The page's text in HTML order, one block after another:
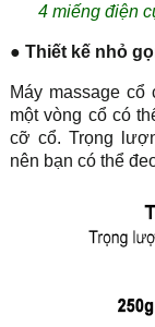
4 miếng điện
● Thiết kế nhỏ
Máy massage
một vòng cổ có
cỡ cổ. Trọng
nên bạn có thể